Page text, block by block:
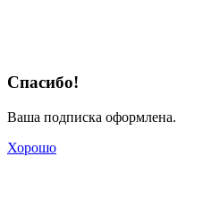
Спасибо!
Ваша подписка оформлена.
Хорошо